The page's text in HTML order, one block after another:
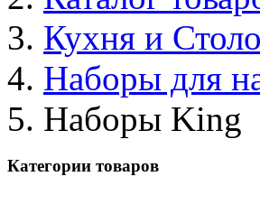
Кухня и
Наборы для
Наборы King
Категории товаров